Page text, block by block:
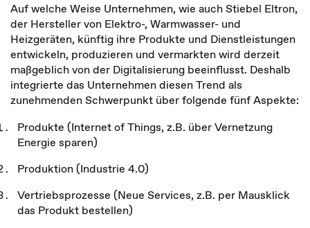
Auf welche Weise Unternehmen, wie auch Stiebel Eltron,
der Hersteller von Elektro-, Warmwasser- und
Heizgeräten, künftig ihre Produkte und Dienstleistungen
entwickeln, produzieren und vermarkten wird derzeit
maßgeblich von der Digitalisierung beeinflusst. Deshalb
integrierte das Unternehmen diesen Trend als
zunehmenden Schwerpunkt über folgende fünf Aspekte:
Produkte (Internet of Things, z.B. über Vernetzung
Energie sparen)
Produktion (Industrie 4.0)
Vertriebsprozesse (Neue Services, z.B. per Mausklick
das Produkt bestellen)